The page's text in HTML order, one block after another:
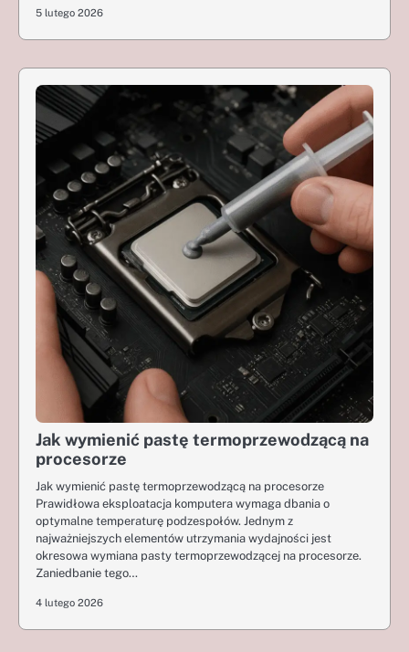
5 lutego 2026
Jak wymienić pastę termoprzewodzącą na
procesorze
Jak wymienić pastę termoprzewodzącą na procesorze
Prawidłowa eksploatacja komputera wymaga dbania o
optymalne temperaturę podzespołów. Jednym z
najważniejszych elementów utrzymania wydajności jest
okresowa wymiana pasty termoprzewodzącej na procesorze.
Zaniedbanie tego…
4 lutego 2026